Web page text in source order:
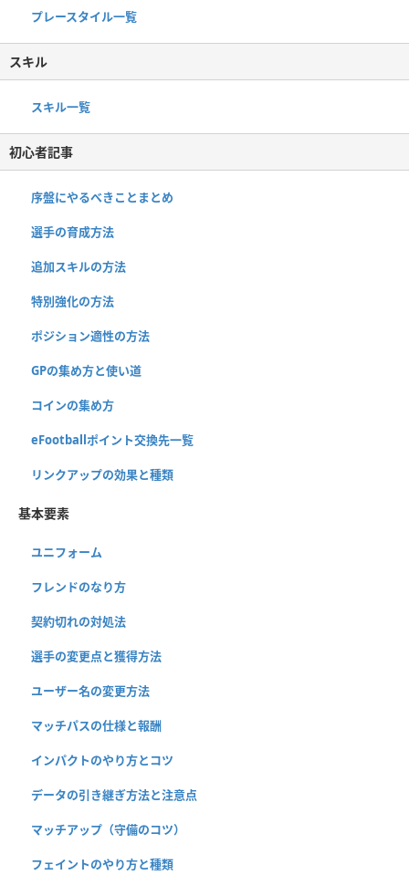
プレースタイル一覧
スキル
スキル一覧
初心者記事
序盤にやるべきことまとめ
選手の育成方法
追加スキルの方法
特別強化の方法
ポジション適性の方法
GPの集め方と使い道
コインの集め方
eFootballポイント交換先一覧
リンクアップの効果と種類
基本要素
ユニフォーム
フレンドのなり方
契約切れの対処法
選手の変更点と獲得方法
ユーザー名の変更方法
マッチパスの仕様と報酬
インパクトのやり方とコツ
データの引き継ぎ方法と注意点
マッチアップ（守備のコツ）
フェイントのやり方と種類